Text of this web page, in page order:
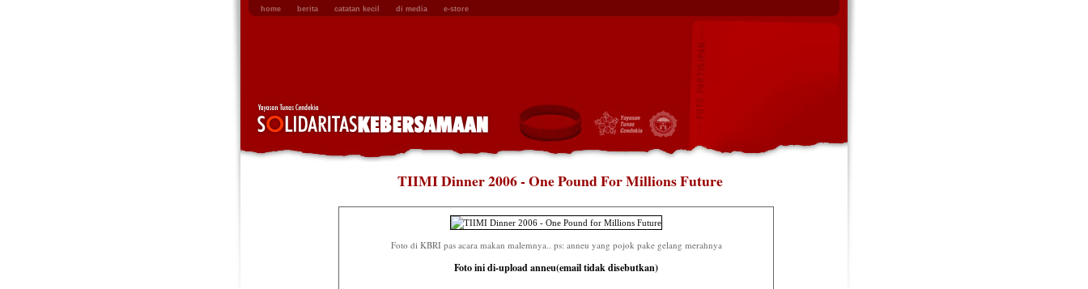
home berita catatan kecil di media e-store
TIIMI Dinner 2006 - One Pound For Millions Future
Foto di KBRI pas acara makan malemnya.. ps: anneu yang pojok pake gelang merahnya
Foto ini di-upload anneu(email tidak disebutkan)